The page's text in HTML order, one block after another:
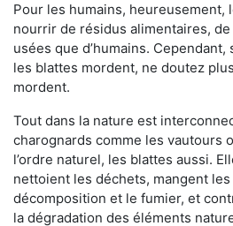
Pour les humains, heureusement,
nourrir de résidus alimentaires, de
usées que d’humains.
les blattes mordent, ne doutez
mordent.
Tout dans la nature est
charognards comme les vautours
l’ordre naturel, les blattes aussi.
nettoient les déchets, mangent
décomposition et le fumier, et
la dégradation des éléments